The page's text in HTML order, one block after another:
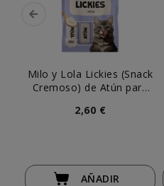
Milo y Lola Lickies (Snack
Cremoso) de Atún para
2,60 €
AÑADIR